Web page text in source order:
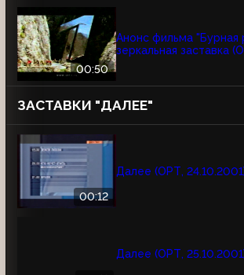
00:50
Анонс фильма "Бурная
зеркальная заставка
ЗАСТАВКИ "ДАЛЕЕ"
00:12
Далее (ОРТ,
Далее (ОРТ,